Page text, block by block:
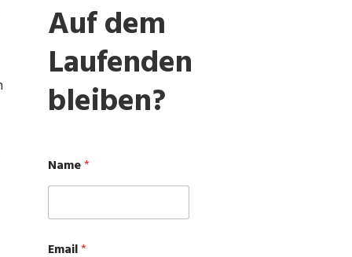
Auf dem
Laufenden
bleiben?
Name*
Email*